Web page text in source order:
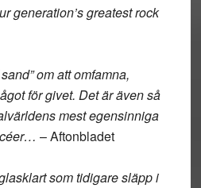
generation’s greatest rock
om att omfamna,
för givet. Det är även så
mest egensinniga
– Aftonbladet
som tidigare släpp i